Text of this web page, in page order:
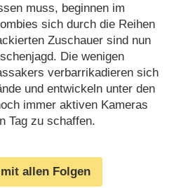
muss, beginnen im
sich durch die Reihen
Zuschauer sind nun
Die wenigen
verbarrikadieren sich
und entwickeln unter den
immer aktiven Kameras
Tag zu schaffen.
allen Folgen